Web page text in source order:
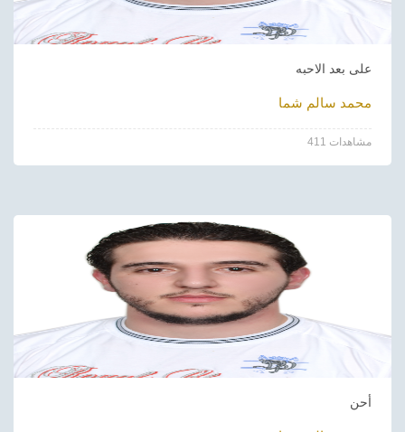
على بعد الاحبه
محمد سالم شما
411 مشاهدات
أحن